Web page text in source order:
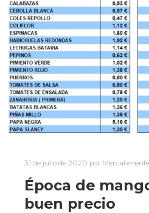
31 de julio de 2020 por Mercatenerife
Época de
buen precio